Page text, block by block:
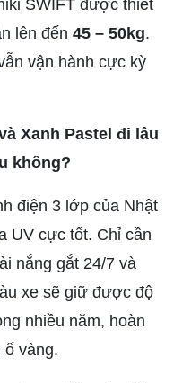
SWIFT được thiết
lên đến 45 – 50kg.
vận hành cực kỳ
Xanh Pastel đi lâu
không?
điện 3 lớp của Nhật
UV cực tốt. Chỉ cần
nắng gắt 24/7 và
xe sẽ giữ được độ
nhiều năm, hoàn
vàng.